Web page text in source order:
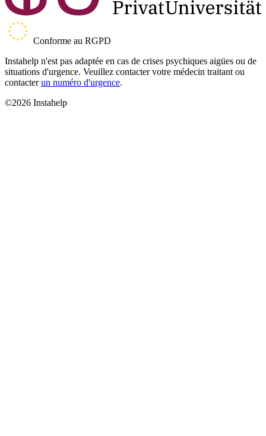
Conforme au RGPD
Instahelp n'est pas adaptée en cas de crises psychiques aigües ou de
situations d'urgence. Veuillez contacter votre médecin traitant ou
contacterun numéro d'urgence.
©2026 Instahelp